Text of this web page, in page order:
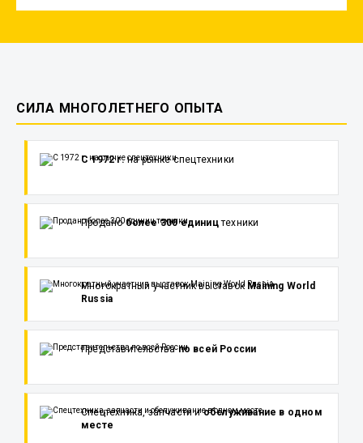
СИЛА МНОГОЛЕТНЕГО ОПЫТА
С 1972 г.на рынке спецтехники
Проданоболее 300 едиництехники
Многократный участник выставок Maining World
Russia
Представительствапо всей России
Спецтехника, запчасти иобслуживание в одном
месте